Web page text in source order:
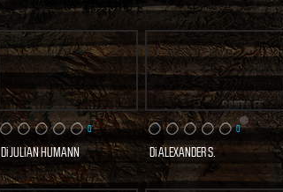
0
DiJULIAN HUMANN
0
DiALEXANDER S.